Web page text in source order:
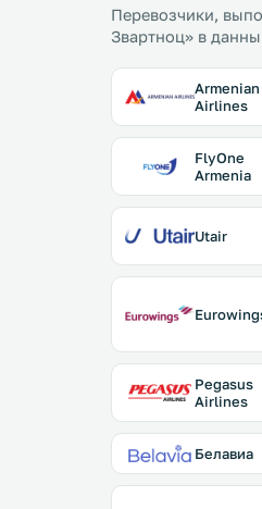
Перевозчики,
Звартноц» в
Armenian
Airlines
FlyOne
Armenia
Utair
Pegasus
Airlines
Белавиа